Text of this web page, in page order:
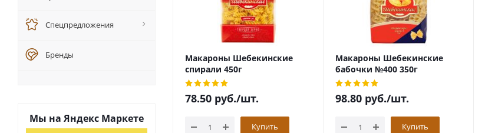
Макароны Шебекинские
спирали 450г
78.50 руб./шт.
Купить
Макароны Шебекинские
бабочки №400 350г
98.80 руб./шт.
Купить
Спецпредложения
Бренды
Мы на Яндекс Маркете